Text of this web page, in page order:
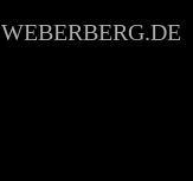
WEBERBERG.DE